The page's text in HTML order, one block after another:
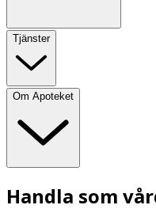
Tjänster
Om Apoteket
Handla som